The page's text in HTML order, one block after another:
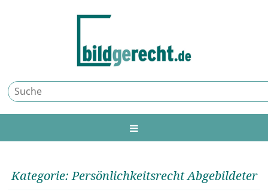
Kategorie: Persönlichkeitsrecht Abgebildeter